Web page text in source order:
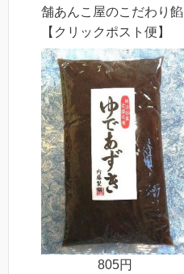
舗あんこ屋のこだわり餡
【クリックポスト便】
805円